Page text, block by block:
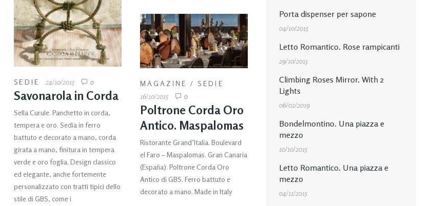
SEDIE 24/10/2015 0
Savonarola in Corda
Sella Curule. Panchetto in corda,
tempera e oro. Sedia in ferro
battuto e decorato a mano, corda
girata a mano, finitura in tempera
verde e oro foglia. Design classico
ed elegante, anche fortemente
personalizzato con tratti tipici dello
stile di GBS, come i
MAGAZINE / SEDIE
16/10/2015
0
Poltrone Corda Oro
Antico. Maspalomas
Ristorante Grand’Italia. Boulevard
el Faro – Maspalomas. Gran Canaria
(España). Poltrone Corda Oro
Antico di GBS. Ferro battuto e
decorato a mano. Made in Italy
Porta dispenser per sapone
04/10/2015
Letto Romantico. Rose rampicanti
29/10/2015
Climbing Roses Mirror. With 2
Lights
06/02/2019
Bondelmontino. Una piazza e
mezzo
10/10/2015
Letto Romantico. Una piazza e
mezzo
04/11/2015